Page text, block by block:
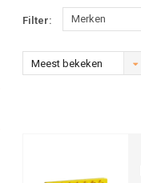
Filter: Merken
Meest bekeken